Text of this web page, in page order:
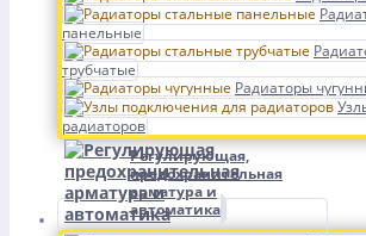
панельные
трубчатые
Радиаторы
радиаторов
Регулирующая,
предохранительная
арматура и
автоматика